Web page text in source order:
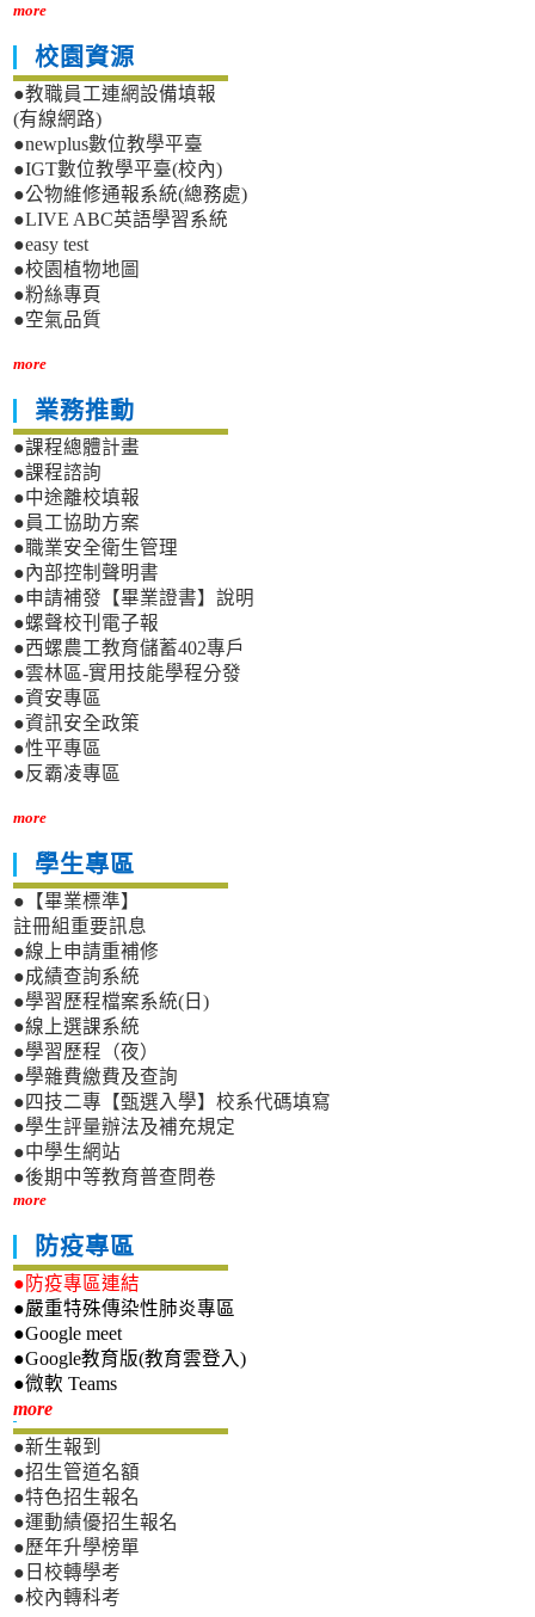
more
校園資源
●教職員工連網設備填報
(有線網路)
●newplus數位教學平臺
●IGT數位教學平臺(校內)
●公物維修通報系統(總務處)
●LIVE ABC英語學習系統
●easy test
●校園植物地圖
●粉絲專頁
●空氣品質
more
業務推動
●課程總體計畫
●課程諮詢
●中途離校填報
●員工協助方案
●職業安全衛生管理
●內部控制聲明書
●申請補發【畢業證書】說明
●螺聲校刊電子報
●西螺農工教育儲蓄402專戶
●雲林區-實用技能學程分發
●資安專區
●資訊安全政策
●性平專區
●反霸凌專區
more
學生專區
●【畢業標準】
註冊組重要訊息
●線上申請重補修
●成績查詢系統
●學習歷程檔案系統(日)
●線上選課系統
●學習歷程（夜）
●學雜費繳費及查詢
●四技二專【甄選入學】校系代碼填寫
●學生評量辦法及補充規定
●中學生網站
●後期中等教育普查問卷
more
防疫專區
●防疫專區連結
●嚴重特殊傳染性肺炎專區
●Google meet
●Google教育版(教育雲登入)
●微軟 Teams
more新生專區
●新生報到
●招生管道名額
●特色招生報名
●運動績優招生報名
●歷年升學榜單
●日校轉學考
●校內轉科考